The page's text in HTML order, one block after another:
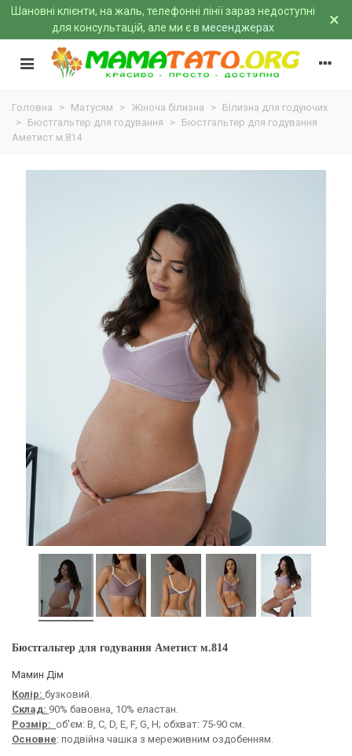
Шановні клієнти, на жаль, телефонні лінії зараз недоступні
для консультацій, але ми єв месенджерах ×
Головна > Матусям > Жіноча білизна > Білизна для годуючих
> Бюстгальтер для годування > Бюстгальтер для годування
Аметист м.814
Бюстгальтер для годування Аметист м.814
Мамин Дім
Колір: бузковий.
Склад: 90% бавовна, 10% еластан.
Розмір: об'єм: B, C, D, E, F, G, H; обхват: 75-90 см.
Основне: подвійна чашка з мереживним оздобенням.